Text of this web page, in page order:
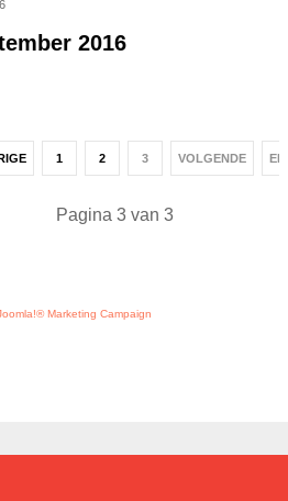
2016
1 2 3 VOLGENDE
Pagina 3 van 3
Marketing Campaign